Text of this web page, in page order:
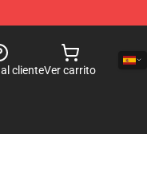
clienteVer carrito